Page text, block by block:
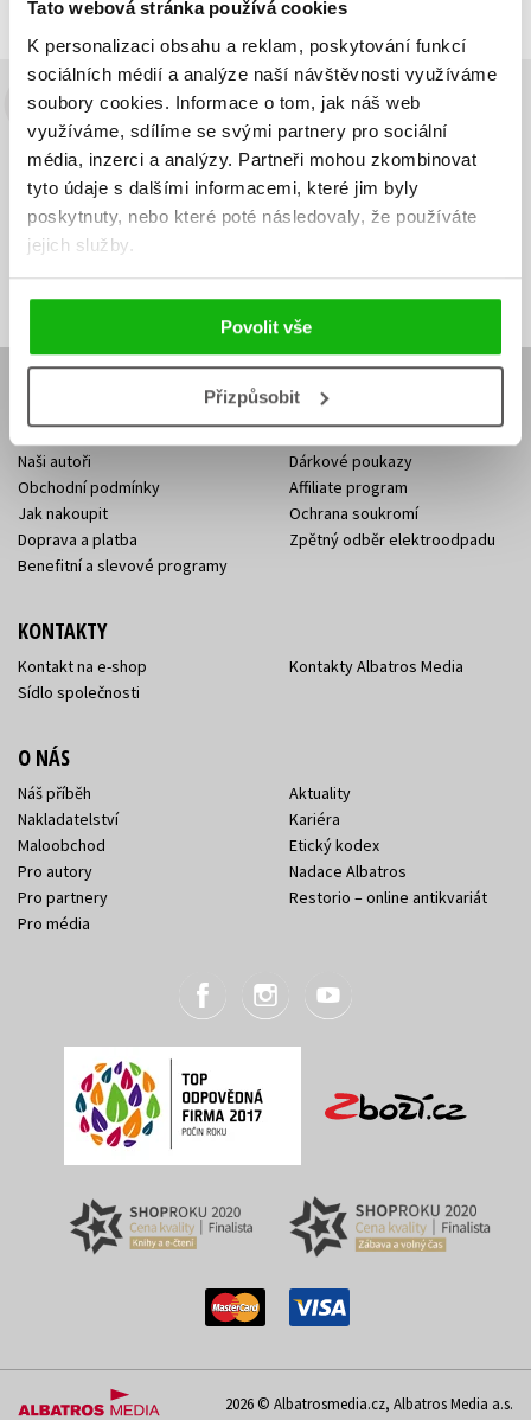
Tato webová stránka používá cookies
K personalizaci obsahu a reklam, poskytování funkcí
sociálních médií a analýze naší návštěvnosti využíváme
soubory cookies. Informace o tom, jak náš web
využíváme, sdílíme se svými partnery pro sociální
média, inzerci a analýzy. Partneři mohou zkombinovat
tyto údaje s dalšími informacemi, které jim byly
poskytnuty, nebo které poté následovaly, že používáte
jejich služby.
Povolit vše
Přizpůsobit
Budete to vědět jako první!
Zajímá Vás, jaký knižní hit právě vychází, na jaké zboží je výhodná
sleva, jaká běží soutěž o ceny? Přihlášením k odběru našich e-
mailových novineksouhlasíte se zpracováním osobních údajů.
Vaše e-
Vaše e-
Přihlásit se
Aktuality
Naši autoři
Obchodní podmínky
Jak nakoupit
Doprava a platba
Benefitní a slevové programy
Knižní novinky
Dárkové poukazy
Affiliate program
Ochrana soukromí
Zpětný odběr elektroodpadu
KONTAKTY
Kontakt na e-shop
Sídlo společnosti
Kontakty Albatros Media
O NÁS
Náš příběh
Nakladatelství
Maloobchod
Pro autory
Pro partnery
Pro média
Aktuality
Kariéra
Etický kodex
Nadace Albatros
Restorio – online antikvariát
2026 © Albatrosmedia.cz, Albatros Media a.s.